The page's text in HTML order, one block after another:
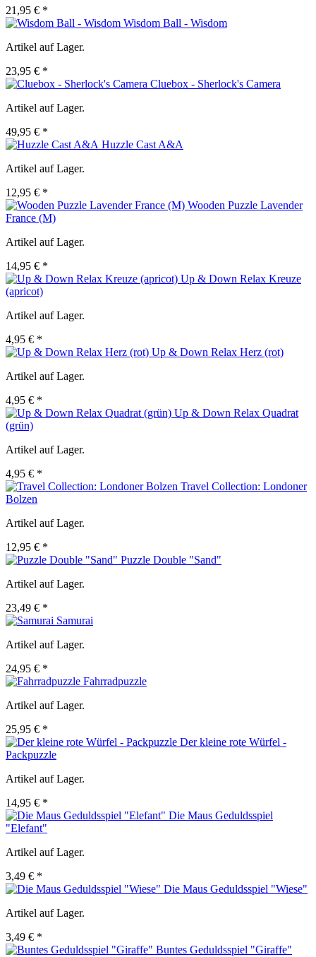
21,95 € *
Wisdom Ball - Wisdom
Artikel auf Lager.
23,95 € *
Cluebox - Sherlock's Camera
Artikel auf Lager.
49,95 € *
Huzzle Cast A&A
Artikel auf Lager.
12,95 € *
Wooden Puzzle Lavender
France (M)
Artikel auf Lager.
14,95 € *
Up & Down Relax Kreuze
(apricot)
Artikel auf Lager.
4,95 € *
Up & Down Relax Herz (rot)
Artikel auf Lager.
4,95 € *
Up & Down Relax Quadrat
(grün)
Artikel auf Lager.
4,95 € *
Travel Collection: Londoner
Bolzen
Artikel auf Lager.
12,95 € *
Puzzle Double "Sand"
Artikel auf Lager.
23,49 € *
Samurai
Artikel auf Lager.
24,95 € *
Fahrradpuzzle
Artikel auf Lager.
25,95 € *
Der kleine rote Würfel -
Packpuzzle
Artikel auf Lager.
14,95 € *
Die Maus Geduldsspiel
"Elefant"
Artikel auf Lager.
3,49 € *
Die Maus Geduldsspiel "Wiese"
Artikel auf Lager.
3,49 € *
Buntes Geduldsspiel "Giraffe"